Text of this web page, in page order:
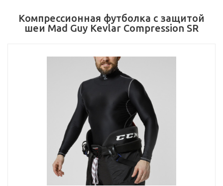
Компрессионная футболка с защитой
шеи Mad Guy Kevlar Compression SR